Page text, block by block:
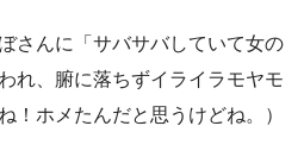
さんに「サバサバしていて女の
れ、腑に落ちずイライラモヤモ
！ホメたんだと思うけどね。）